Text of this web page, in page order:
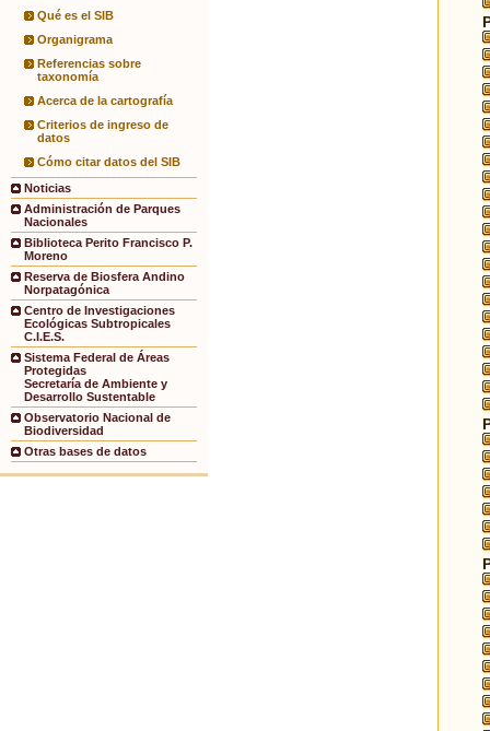
Qué es el SIB
Organigrama
Referencias sobre
taxonomía
Acerca de la cartografía
Criterios de ingreso de
datos
Cómo citar datos del SIB
Noticias
Administración de Parques
Nacionales
Biblioteca Perito Francisco P.
Moreno
Reserva de Biosfera Andino
Norpatagónica
Centro de Investigaciones
Ecológicas Subtropicales
C.I.E.S.
Sistema Federal de Áreas
Protegidas
Secretaría de Ambiente y
Desarrollo Sustentable
Observatorio Nacional de
Biodiversidad
Otras bases de datos